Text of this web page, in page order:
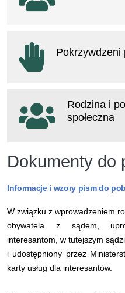
Dokumenty do
Informacje i wzory pism do
W związku z wprowadzeniem
obywatela z sądem,
interesantom, w tutejszym
i udostępniony przez
karty usług dla interesantów.
Pokrzywdzeni
Rodzina i
społeczna